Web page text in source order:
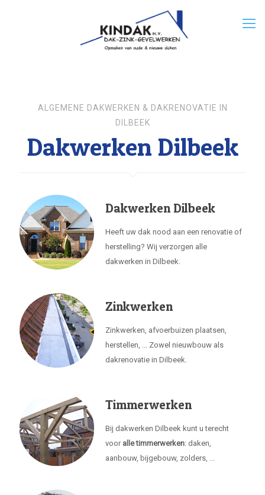
ALGEMENE DAKWERKEN & DAKRENOVATIE IN
DILBEEK
Dakwerken Dilbeek
Dakwerken Dilbeek
Heeft uw dak nood aan een renovatie of
herstelling? Wij verzorgen alle
dakwerken in Dilbeek.
Zinkwerken
Zinkwerken, afvoerbuizen plaatsen,
herstellen, ... Zowel nieuwbouw als
dakrenovatie in Dilbeek.
Timmerwerken
Bij dakwerken Dilbeek kunt u terecht
voor alle timmerwerken: daken,
aanbouw, bijgebouw, zolders, ...